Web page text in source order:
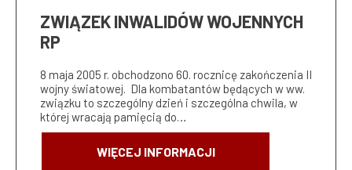
ZWIĄZEK INWALIDÓW WOJENNYCH
RP
8 maja 2005 r. obchodzono 60. rocznicę zakończenia II
wojny światowej. Dla kombatantów będących w ww.
związku to szczególny dzień i szczególna chwila, w
której wracają pamięcią do…
WIĘCEJ INFORMACJI